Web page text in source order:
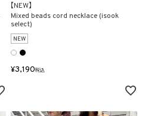
【NEW】
Mixed beads cord necklace (isook
select)
NEW
¥3,190税込